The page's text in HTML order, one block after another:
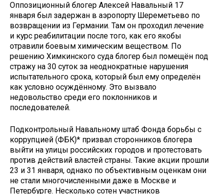
Оппозиционный блогер Алексей Навальный 17
января был задержан в аэропорту Шереметьево по
возвращении из Германии. Там он проходил лечение
и курс реабилитации после того, как его якобы
отравили боевым химическим веществом. По
решению Химкинского суда блогер был помещён под
стражу на 30 суток за неоднократные нарушения
испытательного срока, который был ему определён
как условно осуждённому. Это вызвало
недовольство среди его поклонников и
последователей.
Подконтрольный Навальному штаб Фонда борьбы с
коррупцией (ФБК)* призвал сторонников блогера
выйти на улицы российских городов и протестовать
против действий властей страны. Такие акции прошли
23 и 31 января, однако по объективным оценкам они
не стали многочисленными даже в Москве и
Петербурге. Несколько сотен участников